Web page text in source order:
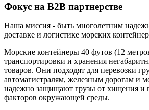
Фокус на B2B партнерстве
Наша миссия - быть многолетним
доставке и логистике морских
Морские контейнеры 40 футов (12
транспортировки и хранения
товаров. Они подходят для перевозки
автомагистралям, железным дорогам и
надежно защищают грузы от хищения и
факторов окружающей среды.